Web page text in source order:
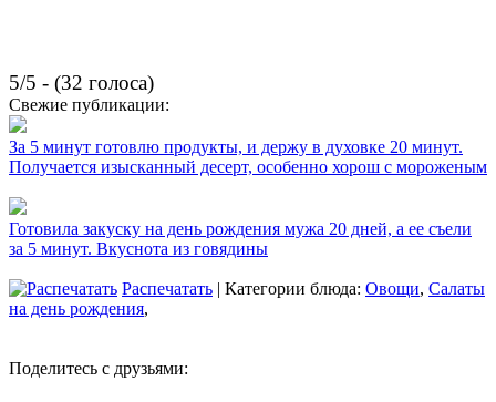
5/5 - (32 голоса)
Свежие публикации:
За 5 минут готовлю продукты, и держу в духовке 20 минут.
Получается изысканный десерт, особенно хорош с мороженым
Готовила закуску на день рождения мужа 20 дней, а ее съели
за 5 минут. Вкуснота из говядины
Распечатать | Категории блюда: Овощи, Салаты
на день рождения,
Поделитесь с друзьями: